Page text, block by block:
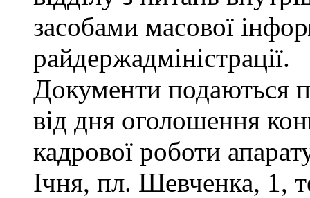
засобами масової
райдержадміністрації.
Документи подаються
від дня оголошення
кадрової роботи
Ічня, пл. Шевченка, 1,